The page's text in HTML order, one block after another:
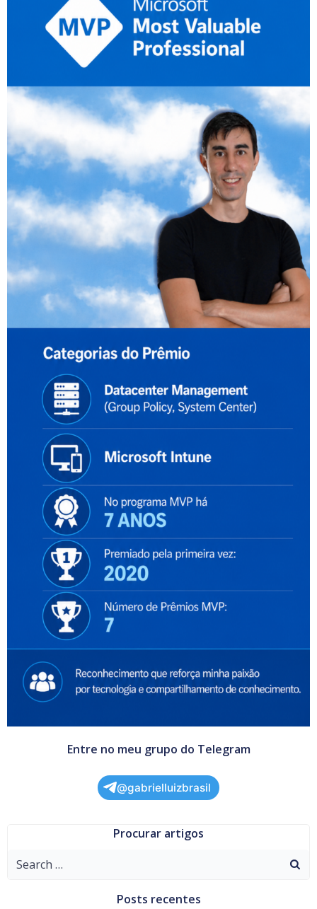
Entre no meu grupo do Telegram
@gabrielluizbrasil
Procurar artigos
Search
Posts recentes